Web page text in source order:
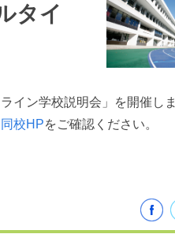
タイ
イン学校説明会」を開催しま
同校HPをご確認ください。